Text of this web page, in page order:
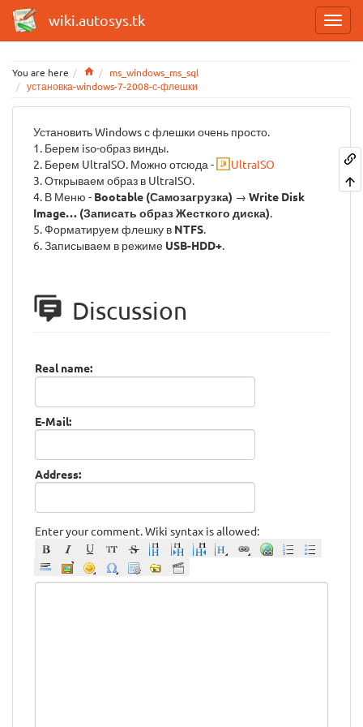
wiki.autosys.tk
You are here Homems_windows_ms_sql
установка-windows-7-2008-с-флешки
Установить Windows с флешки очень просто.
1. Берем iso-образ винды.
2. Берем UltraISO. Можно отсюда -
UltraISO
3. Открываем образ в UltraISO.
4. В Меню - Bootable (Самозагрузка) → Write Disk
Image… (Записать образ Жесткого диска).
5. Форматируем флешку в NTFS.
6. Записываем в режиме USB-HDD+.
Discussion
Real name:
E-Mail:
Address:
Enter your comment. Wiki syntax is allowed: